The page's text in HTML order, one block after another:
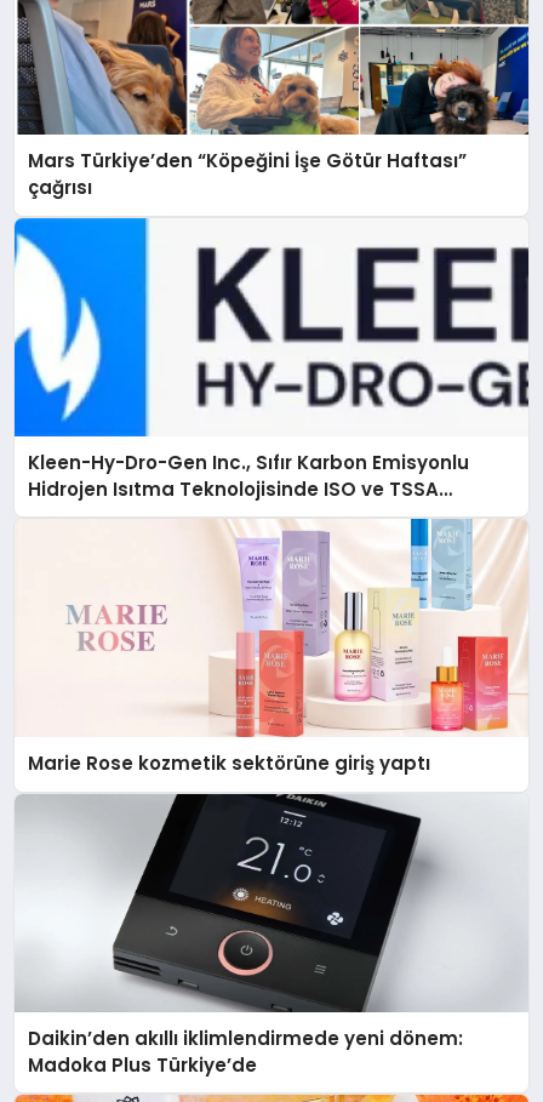
Mars Türkiye’den “Köpeğini İşe Götür Haftası”
çağrısı
Kleen-Hy-Dro-Gen Inc., Sıfır Karbon Emisyonlu
Hidrojen Isıtma Teknolojisinde ISO ve TSSA
Düzenleyici Onaylarını Aldı
Marie Rose kozmetik sektörüne giriş yaptı
Daikin’den akıllı iklimlendirmede yeni dönem:
Madoka Plus Türkiye’de